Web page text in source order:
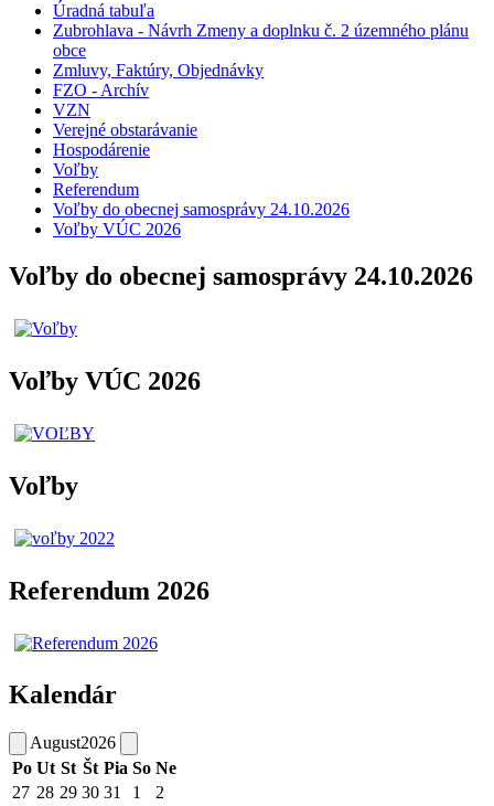
Úradná tabuľa
Zubrohlava - Návrh Zmeny a doplnku č. 2 územného plánu
obce
Zmluvy, Faktúry, Objednávky
FZO - Archív
VZN
Verejné obstarávanie
Hospodárenie
Voľby
Referendum
Voľby do obecnej samosprávy 24.10.2026
Voľby VÚC 2026
Voľby do obecnej samosprávy 24.10.2026
Voľby VÚC 2026
Voľby
Referendum 2026
Kalendár
August2026
Po Ut St Št Pia So Ne
27 28 29 30 31 1
2